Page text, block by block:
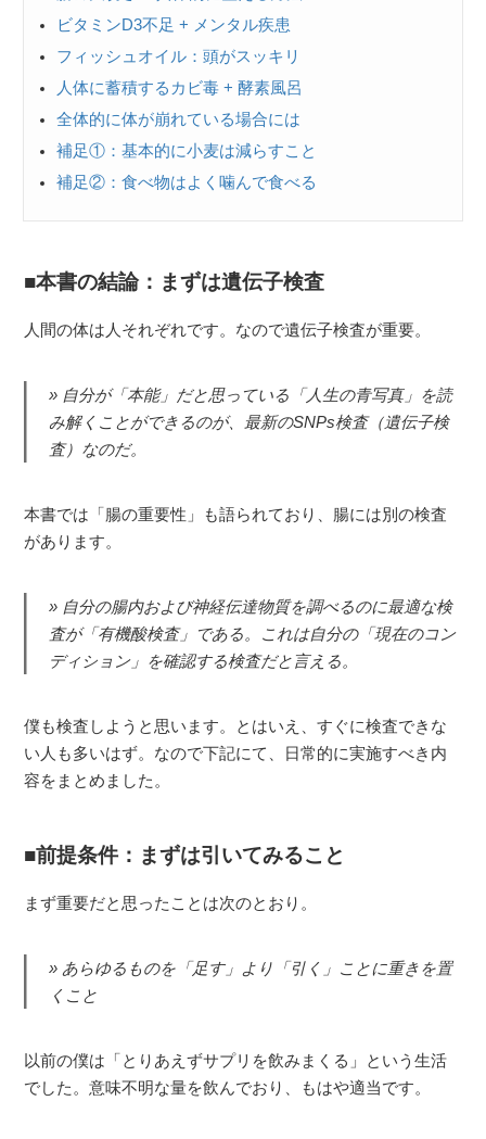
ビタミンD3不足 + メンタル疾患
フィッシュオイル：頭がスッキリ
人体に蓄積するカビ毒 + 酵素風呂
全体的に体が崩れている場合には
補足①：基本的に小麦は減らすこと
補足②：食べ物はよく噛んで食べる
本書の結論：まずは遺伝子検査
人間の体は人それぞれです。なので遺伝子検査が重要。
自分が「本能」だと思っている「人生の青写真」を読
み解くことができるのが、最新のSNPs検査（遺伝子検
査）なのだ。
本書では「腸の重要性」も語られており、腸には別の検査
があります。
自分の腸内および神経伝達物質を調べるのに最適な検
査が「有機酸検査」である。これは自分の「現在のコン
ディション」を確認する検査だと言える。
僕も検査しようと思います。とはいえ、すぐに検査できな
い人も多いはず。なので下記にて、日常的に実施すべき内
容をまとめました。
前提条件：まずは引いてみること
まず重要だと思ったことは次のとおり。
あらゆるものを「足す」より「引く」ことに重きを置
くこと
以前の僕は「とりあえずサプリを飲みまくる」という生活
でした。意味不明な量を飲んでおり、もはや適当です。